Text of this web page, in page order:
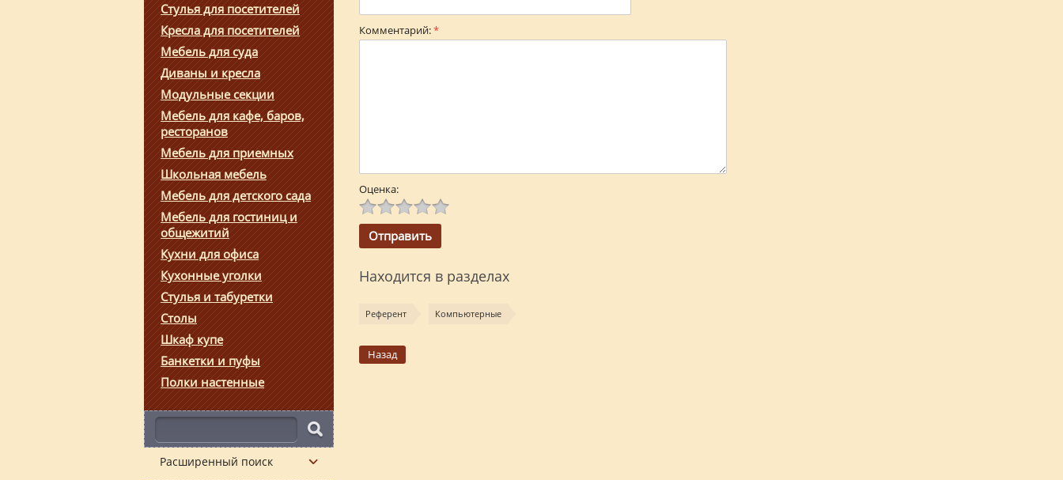
Стулья для посетителей
Кресла для посетителей
Мебель для суда
Диваны и кресла
Модульные секции
Мебель для кафе, баров,
ресторанов
Мебель для приемных
Школьная мебель
Мебель для детского сада
Мебель для гостиниц и
общежитий
Кухни для офиса
Кухонные уголки
Стулья и табуретки
Столы
Шкаф купе
Банкетки и пуфы
Полки настенные
Расширенный поиск
Комментарий:*
Оценка:
Находится в разделах
Референт Компьютерные
Назад